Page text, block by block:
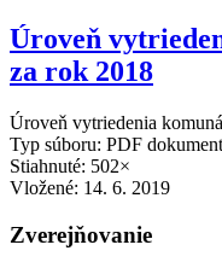
Úroveň
za rok 2018
Úroveň vytriedenia
Typ súboru: PDF
Stiahnuté: 502×
Vložené: 14. 6. 2019
Zverejňovanie